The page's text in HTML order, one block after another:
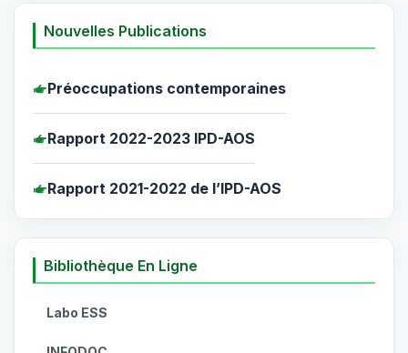
Nouvelles Publications
Préoccupations contemporaines
Rapport 2022-2023 IPD-AOS
Rapport 2021-2022 de l’IPD-AOS
Bibliothèque En Ligne
Labo ESS